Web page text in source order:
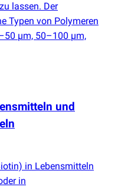
lassen. Der
Typen von Polymeren
µm, 50–100 µm,
und
in Lebensmitteln
in